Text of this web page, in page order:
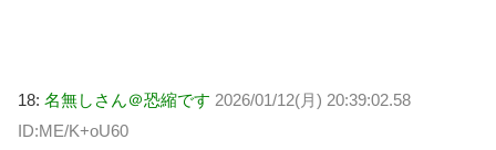
18: 名無しさん＠恐縮です 2026/01/12(月) 20:39:02.58
ID:ME/K+oU60